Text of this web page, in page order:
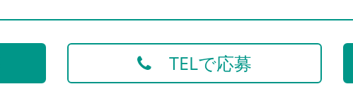
TELで応募